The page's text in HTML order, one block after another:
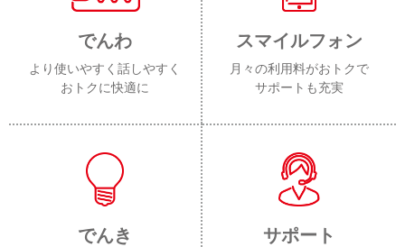
でんわ
より使いやすく話しやすく
おトクに快適に
スマイルフォン
月々の利用料がおトクで
サポートも充実
でんき サポート